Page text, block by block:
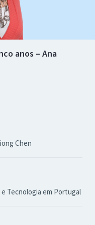
anos – Ana
Chen
e Tecnologia em Portugal